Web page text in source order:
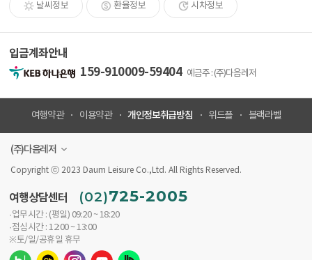
날씨정보 환율정보 시차정보
입금계좌안내
159-910009-59404 예금주 : (주)다음레저
여행약관 이용약관 개인정보취급방침 위드플 블랙라벨
(주)다음레저
Copyright ⓒ 2023 Daum Leisure Co.,Ltd. All Rights Reserved.
여행상담센터 (02)725-2005
·업무시간 : (평일) 09:20 ~ 18:20
·점심시간 : 12:00 ~ 13:00
※토/일/공휴일 휴무